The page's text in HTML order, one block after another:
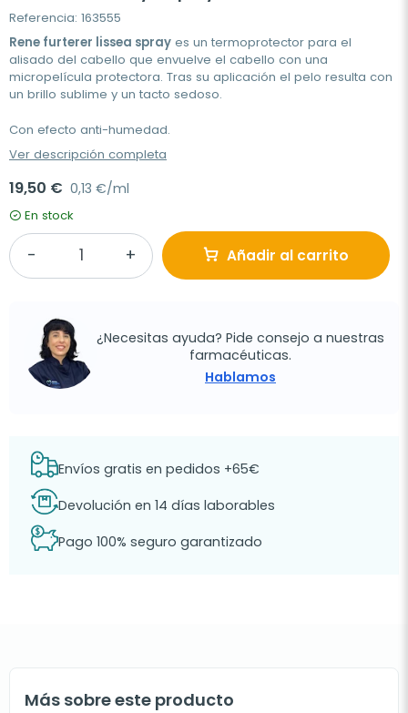
Referencia: 163555
Rene furterer lissea spray es un termoprotector para el
alisado del cabello que envuelve el cabello con una
micropelícula protectora. Tras su aplicación el pelo resulta con
un brillo sublime y un tacto sedoso.
Con efecto anti-humedad.
Ver descripción completa
19,50 € 0,13 €/ml
En stock
Añadir al carrito
¿Necesitas ayuda? Pide consejo a nuestras
farmacéuticas.
Hablamos
Envíos gratis en pedidos +65€
Devolución en 14 días laborables
Pago 100% seguro garantizado
Más sobre este producto